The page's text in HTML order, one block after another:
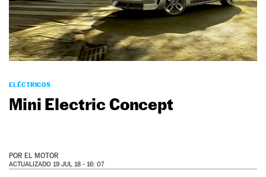
NEWSLETTER
SÍGUENOS
ELÉCTRICOS
Mini Electric Concept
POR EL MOTOR
ACTUALIZADO 19 JUL 18 - 16: 07